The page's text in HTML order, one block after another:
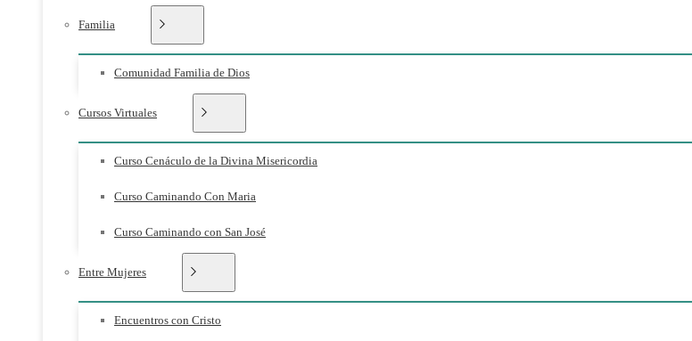
Familia
Comunidad Familia de Dios
Cursos Virtuales
Curso Cenáculo de la Divina Misericordia
Curso Caminando Con Maria
Curso Caminando con San José
Entre Mujeres
Encuentros con Cristo